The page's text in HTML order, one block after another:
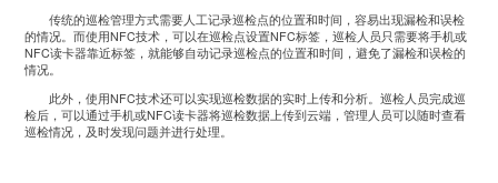
传统的巡检管理方式需要人工记录巡检点的位置和时间，容易出现漏检和误检
的情况。而使用NFC技术，可以在巡检点设置NFC标签，巡检人员只需要将手机或
NFC读卡器靠近标签，就能够自动记录巡检点的位置和时间，避免了漏检和误检的
情况。
此外，使用NFC技术还可以实现巡检数据的实时上传和分析。巡检人员完成巡
检后，可以通过手机或NFC读卡器将巡检数据上传到云端，管理人员可以随时查看
巡检情况，及时发现问题并进行处理。